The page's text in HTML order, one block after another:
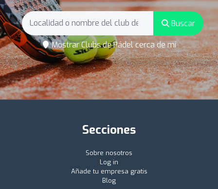
Buscar
Mostrar Clubs de Pádel cerca de mí
Secciones
Sobre nosotros
Log in
Añade tu empresa gratis
Blog